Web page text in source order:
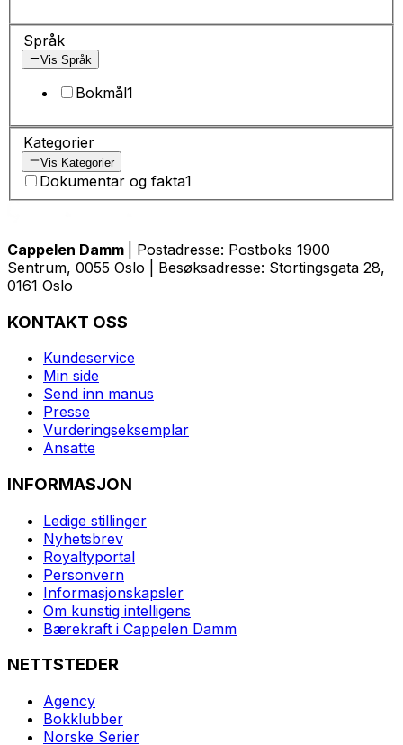
Språk
Vis Språk
Bokmål1
Kategorier
Vis Kategorier
Dokumentar og fakta1
Cappelen Damm
| Postadresse: Postboks 1900
Sentrum, 0055 Oslo | Besøksadresse: Stortingsgata 28,
0161 Oslo
KONTAKT OSS
Kundeservice
Min side
Send inn manus
Presse
Vurderingseksemplar
Ansatte
INFORMASJON
Ledige stillinger
Nyhetsbrev
Royaltyportal
Personvern
Informasjonskapsler
Om kunstig intelligens
Bærekraft i Cappelen Damm
NETTSTEDER
Agency
Bokklubber
Norske Serier